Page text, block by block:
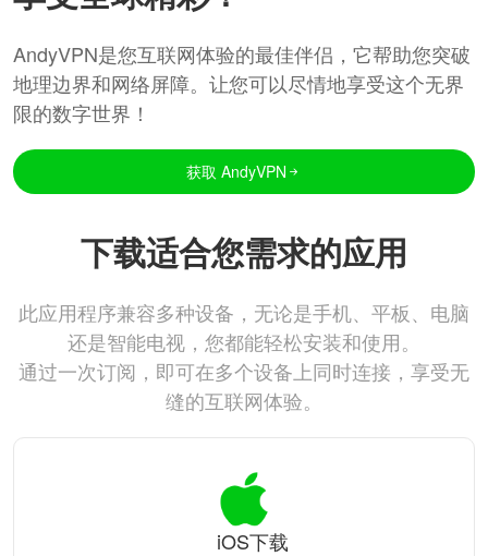
AndyVPN是您互联网体验的最佳伴侣，它帮助您突破
地理边界和网络屏障。让您可以尽情地享受这个无界
限的数字世界！
获取 AndyVPN
下载适合您需求的应用
此应用程序兼容多种设备，无论是手机、平板、电脑
还是智能电视，您都能轻松安装和使用。
通过一次订阅，即可在多个设备上同时连接，享受无
缝的互联网体验。
iOS下载